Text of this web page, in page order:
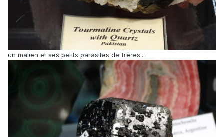
un malien et ses petits parasites de frères...